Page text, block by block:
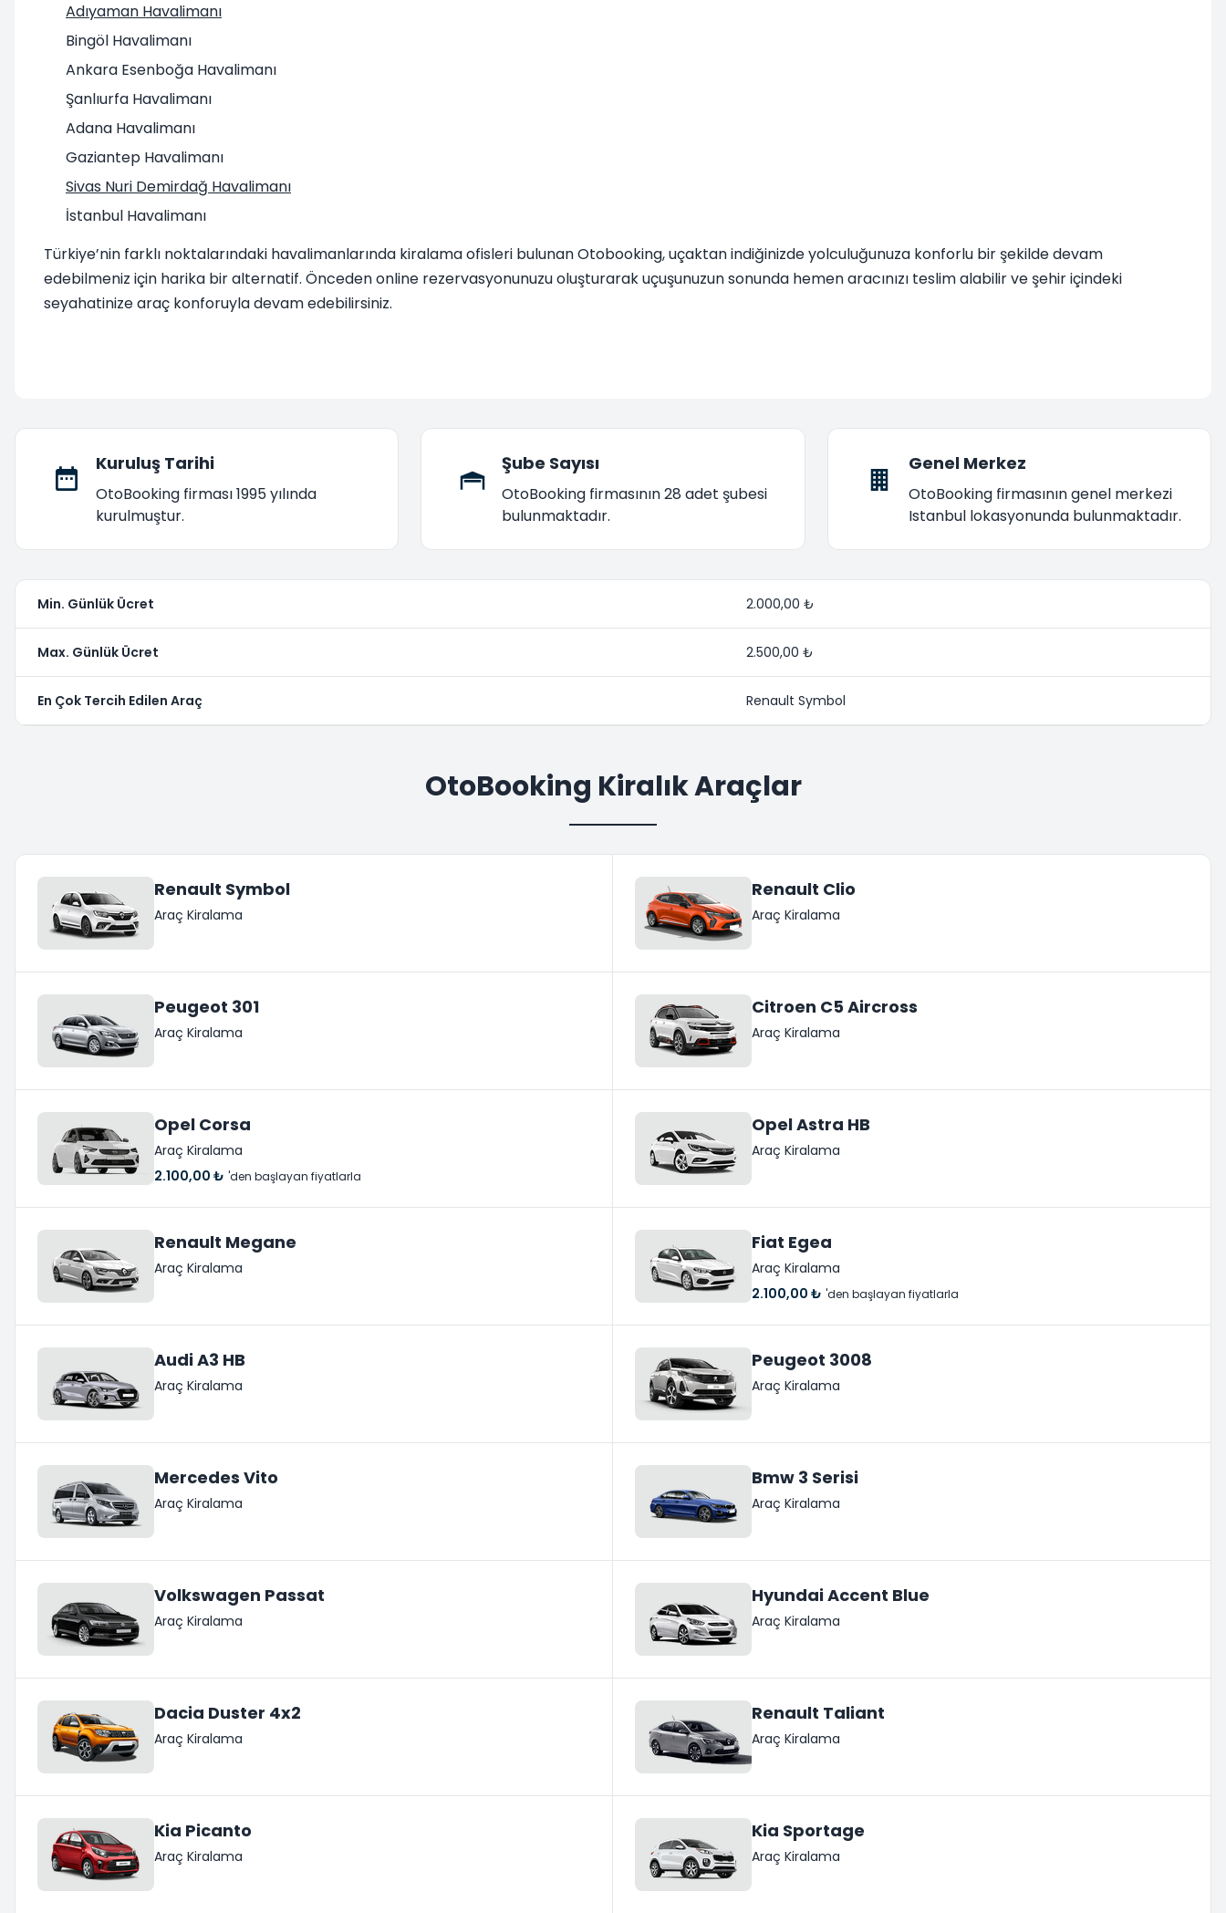
Adıyaman Havalimanı
Bingöl Havalimanı
Ankara Esenboğa Havalimanı
Şanlıurfa Havalimanı
Adana Havalimanı
Gaziantep Havalimanı
Sivas Nuri Demirdağ Havalimanı
İstanbul Havalimanı
Türkiye’nin farklı noktalarındaki havalimanlarında kiralama ofisleri bulunan Otobooking, uçaktan indiğinizde yolculuğunuza konforlu bir şekilde devam
edebilmeniz için harika bir alternatif. Önceden online rezervasyonunuzu oluşturarak uçuşunuzun sonunda hemen aracınızı teslim alabilir ve şehir içindeki
seyahatinize araç konforuyla devam edebilirsiniz.
Kuruluş Tarihi
OtoBooking firması 1995 yılında
kurulmuştur.
Şube Sayısı
OtoBooking firmasının 28 adet şubesi
bulunmaktadır.
Genel Merkez
OtoBooking firmasının genel merkezi
Istanbul lokasyonunda bulunmaktadır.
Min. Günlük Ücret 2.000,00 ₺
Max. Günlük Ücret 2.500,00 ₺
En Çok Tercih Edilen Araç Renault Symbol
OtoBooking Kiralık Araçlar
Renault Symbol
Araç Kiralama
Renault Clio
Araç Kiralama
Peugeot 301
Araç Kiralama
Citroen C5 Aircross
Araç Kiralama
Opel Corsa
Araç Kiralama
2.100,00 ₺ 'den başlayan fiyatlarla
Opel Astra HB
Araç Kiralama
Renault Megane
Araç Kiralama
Fiat Egea
Araç Kiralama
2.100,00 ₺ 'den başlayan fiyatlarla
Audi A3 HB
Araç Kiralama
Peugeot 3008
Araç Kiralama
Mercedes Vito
Araç Kiralama
Bmw 3 Serisi
Araç Kiralama
Volkswagen Passat
Araç Kiralama
Hyundai Accent Blue
Araç Kiralama
Dacia Duster 4x2
Araç Kiralama
Renault Taliant
Araç Kiralama
Kia Picanto
Araç Kiralama
Kia Sportage
Araç Kiralama